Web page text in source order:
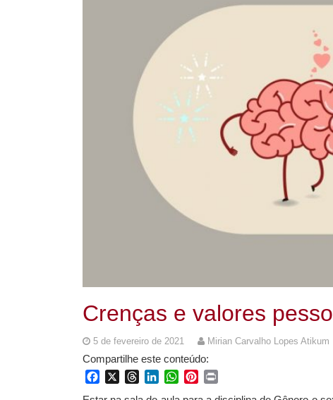
Crenças e valores
5 de fevereiro de 2021 Mirian Carvalho Lopes Atikum
Compartilhe este conteúdo:
FacebookThreadsLinkedInWhatsApp
Pinterest